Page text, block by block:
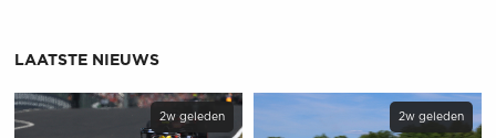
LAATSTE NIEUWS
2w geleden 2w geleden